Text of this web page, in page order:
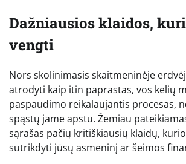
Dažniausios klaidos,
vengti
Nors skolinimasis skaitmeninėje
atrodyti kaip itin paprastas, vos kelių
paspaudimo reikalaujantis procesas,
spąstų jame apstu. Žemiau
sąrašas pačių kritiškiausių klaidų,
sutrikdyti jūsų asmeninį ar šeimos